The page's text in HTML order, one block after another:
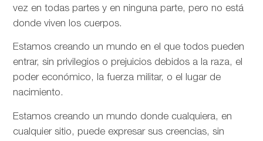
vez en todas partes y en ninguna parte, pero no está
donde viven los cuerpos.
Estamos creando un mundo en el que todos pueden
entrar, sin privilegios o prejuicios debidos a la raza, el
poder económico, la fuerza militar, o el lugar de
nacimiento.
Estamos creando un mundo donde cualquiera, en
cualquier sitio, puede expresar sus creencias, sin